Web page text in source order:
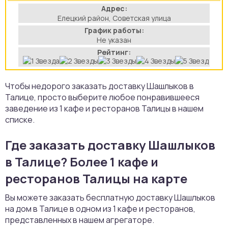
Адрес:
Елецкий район, Советская улица
График работы:
Не указан
Рейтинг:
Чтобы недорого заказать доставку Шашлыков в
Талице, просто выберите любое понравившееся
заведение из 1 кафе и ресторанов Талицы в нашем
списке.
Где заказать доставку Шашлыков
в Талице? Более 1 кафе и
ресторанов Талицы на карте
Вы можете заказать бесплатную доставку Шашлыков
на дом в Талице в одном из 1 кафе и ресторанов,
представленных в нашем агрегаторе.